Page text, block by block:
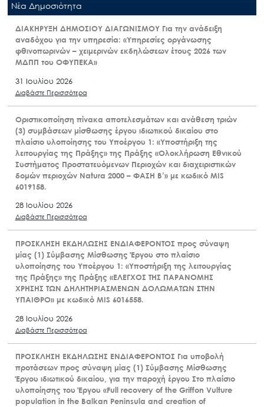
Nέα Δημοσιότητα
ΔΙΑΚΗΡΥΞΗ ΔΗΜΟΣΙΟΥ ΔΙΑΓΩΝΙΣΜΟΥ Για την ανάδειξη
αναδόχου για την υπηρεσία: «Υπηρεσίες οργάνωσης
φθινοπωρινών – χειμερινών εκδηλώσεων έτους 2026 των
ΜΔΠΠ του ΟΦΥΠΕΚΑ»
31 Ιουλίου 2026
Διαβάστε Περισσότερα
Οριστικοποίηση πίνακα αποτελεσμάτων και ανάθεση τριών
(3) συμβάσεων μίσθωσης έργου ιδιωτικού δικαίου στο
πλαίσιο υλοποίησης του Υποέργου 1: «Υποστήριξη της
λειτουργίας της Πράξης» της Πράξης «Ολοκλήρωση Εθνικού
Συστήματος Προστατευόμενων Περιοχών και διαχειριστικών
δομών περιοχών Natura 2000 – ΦΑΣΗ Β’» με κωδικό MIS
6019158.
28 Ιουλίου 2026
Διαβάστε Περισσότερα
ΠΡΟΣΚΛΗΣΗ ΕΚΔΗΛΩΣΗΣ ΕΝΔΙΑΦΕΡΟΝΤΟΣ προς σύναψη
μίας (1) Σύμβασης Μίσθωσης Έργου στο πλαίσιο
υλοποίησης του Υποέργου 1: «Υποστήριξη της λειτουργίας
της Πράξης» της Πράξης «ΕΛΕΓΧΟΣ ΤΗΣ ΠΑΡΑΝΟΜΗΣ
ΧΡΗΣΗΣ ΤΩΝ ΔΗΛΗΤΗΡΙΑΣΜΕΝΩΝ ΔΟΛΩΜΑΤΩΝ ΣΤΗΝ
ΥΠΑΙΘΡΟ» με κωδικό MIS 6016558.
28 Ιουλίου 2026
Διαβάστε Περισσότερα
ΠΡΟΣΚΛΗΣΗ ΕΚΔΗΛΩΣΗΣ ΕΝΔΙΑΦΕΡΟΝΤΟΣ Για υποβολή
προτάσεων προς σύναψη μίας (1) Σύμβασης Μίσθωσης
Έργου ιδιωτικού δικαίου, για την παροχή έργου Στο πλαίσιο
υλοποίησης του Έργου «Full recovery of the Griffon Vulture
population in the Balkan Peninsula and creation of